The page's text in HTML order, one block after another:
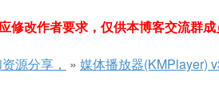
修改作者要求，仅供本博客交流群成
源分享， » 媒体播放器(KMPlayer)